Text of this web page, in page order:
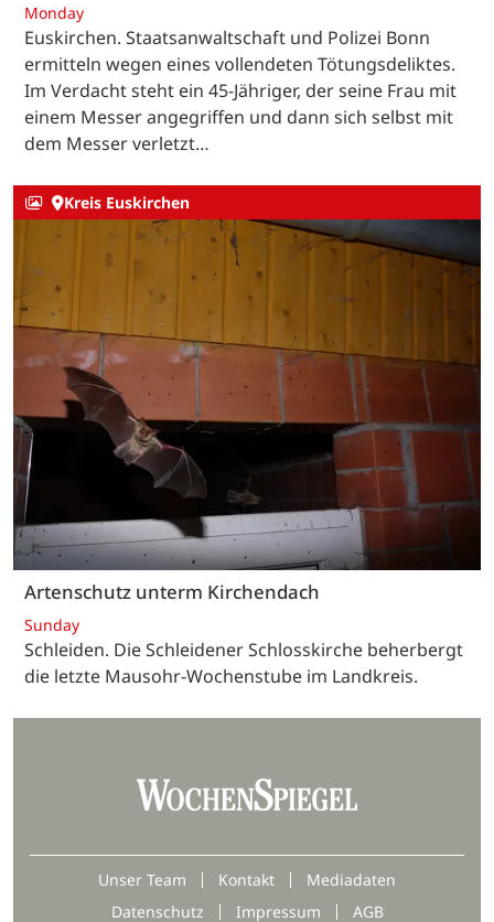
Monday
Euskirchen. Staatsanwaltschaft und Polizei Bonn
ermitteln wegen eines vollendeten Tötungsdeliktes.
Im Verdacht steht ein 45-Jähriger, der seine Frau mit
einem Messer angegriffen und dann sich selbst mit
dem Messer verletzt…
Kreis Euskirchen
Artenschutz unterm Kirchendach
Sunday
Schleiden. Die Schleidener Schlosskirche beherbergt
die letzte Mausohr-Wochenstube im Landkreis.
Unser Team Kontakt
Mediadaten
Datenschutz
Impressum AGB